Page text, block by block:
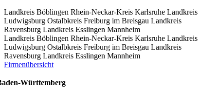
Landkreis Böblingen Rhein-Neckar-Kreis Karlsruhe Landkreis
Ludwigsburg Ostalbkreis Freiburg im Breisgau Landkreis
Ravensburg Landkreis Esslingen Mannheim
Landkreis Böblingen Rhein-Neckar-Kreis Karlsruhe Landkreis
Ludwigsburg Ostalbkreis Freiburg im Breisgau Landkreis
Ravensburg Landkreis Esslingen Mannheim
Firmenübersicht
Württemberg